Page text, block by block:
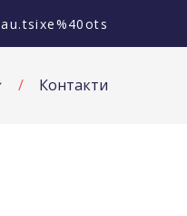
au.tsixe%40ots
Контакти